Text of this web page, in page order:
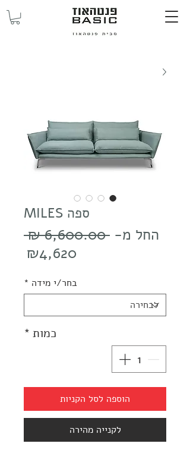
ספה MILES
החל מ- ‏6,600.00 ‏₪
₪4,620
בחר/י מידה *
כמות *
הוספה לסל הקניות
לקנייה מהירה